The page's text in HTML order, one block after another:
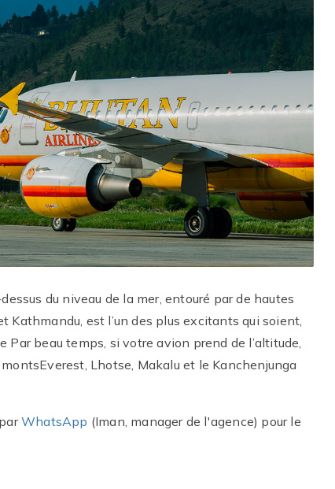
du niveau de la mer, entouré par de hautes
est l’un des plus excitants qui soient,
beau temps, si votre avion prend de l’altitude,
Lhotse, Makalu et le Kanchenjunga
WhatsApp (Iman, manager de l'agence) pour le